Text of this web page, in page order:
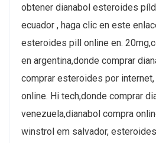
obtener dianabol esteroides
ecuador , haga clic en este
esteroides pill online en.
en argentina,donde comprar
comprar esteroides por
online. Hi tech,donde comprar
venezuela,dianabol compra
winstrol em salvador,